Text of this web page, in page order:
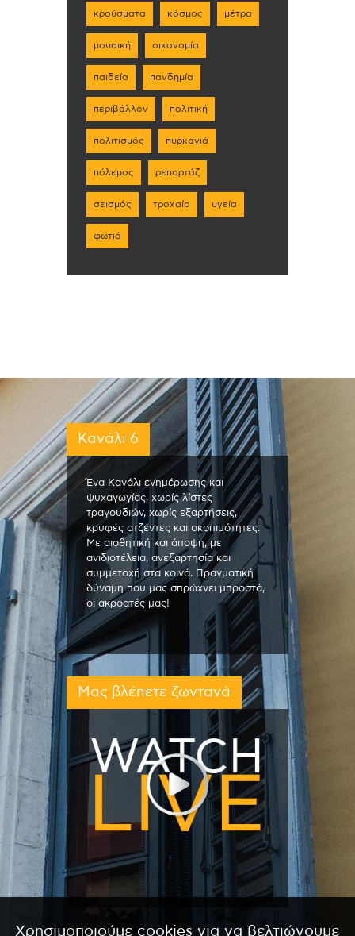
κρούσματα κόσμος μέτρα
μουσική οικονομία
παιδεία πανδημία
περιβάλλον πολιτική
πολιτισμός πυρκαγιά
πόλεμος ρεπορτάζ
σεισμός τροχαίο υγεία
φωτιά
Κανάλι 6
Ένα Κανάλι ενημέρωσης και
ψυχαγωγίας, χωρίς λίστες
τραγουδιών, χωρίς εξαρτήσεις,
κρυφές ατζέντες και σκοπιμότητες.
Με αισθητική και άποψη, με
ανιδιοτέλεια, ανεξαρτησία και
συμμετοχή στα κοινά. Πραγματική
δύναμη που μας σπρώχνει μπροστά,
οι ακροατές μας!
Μας βλέπετε ζωντανά
Χρησιμοποιούμε cookies για να βελτιώνουμε